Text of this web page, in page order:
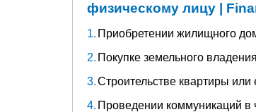
физическому лицу |
Приобретении жилищного
Покупке земельного
Строительстве квартиры или
Проведении коммуникаций в